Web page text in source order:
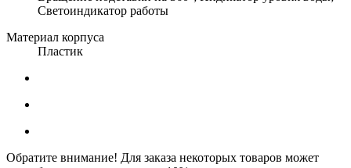
Светоиндикатор работы
Материал корпуса
Пластик
Обратите внимание! Для заказа некоторых товаров может